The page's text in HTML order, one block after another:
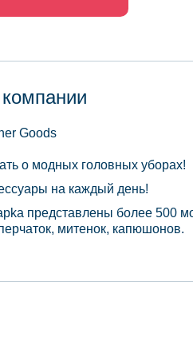
Goods
о модных головных уборах!
на каждый день!
представлены более 500
митенок, капюшонов.